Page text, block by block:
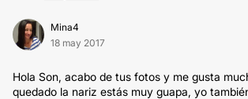
Mina4
18 may 2017
Hola Son, acabo de tus fotos y me gusta
quedado la nariz estás muy guapa, yo